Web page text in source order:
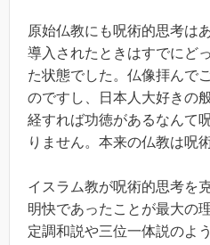
原始仏教にも呪術的思考は
導入されたときはすでにど
た状態でした。仏像拝んで
のですし、日本人大好きの
経すれば功徳があるなんて
りません。本来の仏教は呪
イスラム教が呪術的思考を
明快であったことが最大の
定調和説や三位一体説のよ